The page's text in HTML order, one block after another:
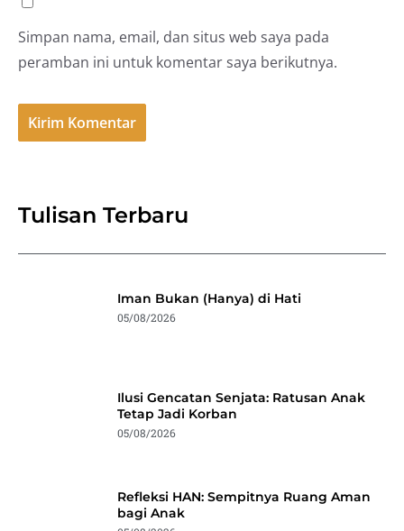
Simpan nama, email, dan situs web saya pada
peramban ini untuk komentar saya berikutnya.
Tulisan Terbaru
Iman Bukan (Hanya) di Hati
05/08/2026
Ilusi Gencatan Senjata: Ratusan Anak
Tetap Jadi Korban
05/08/2026
Refleksi HAN: Sempitnya Ruang Aman
bagi Anak